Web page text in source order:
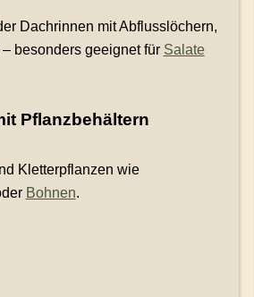
Dachrinnen mit Abflusslöchern,
besonders geeignet für Salate
Pflanzbehältern
Kletterpflanzen wie
Bohnen.